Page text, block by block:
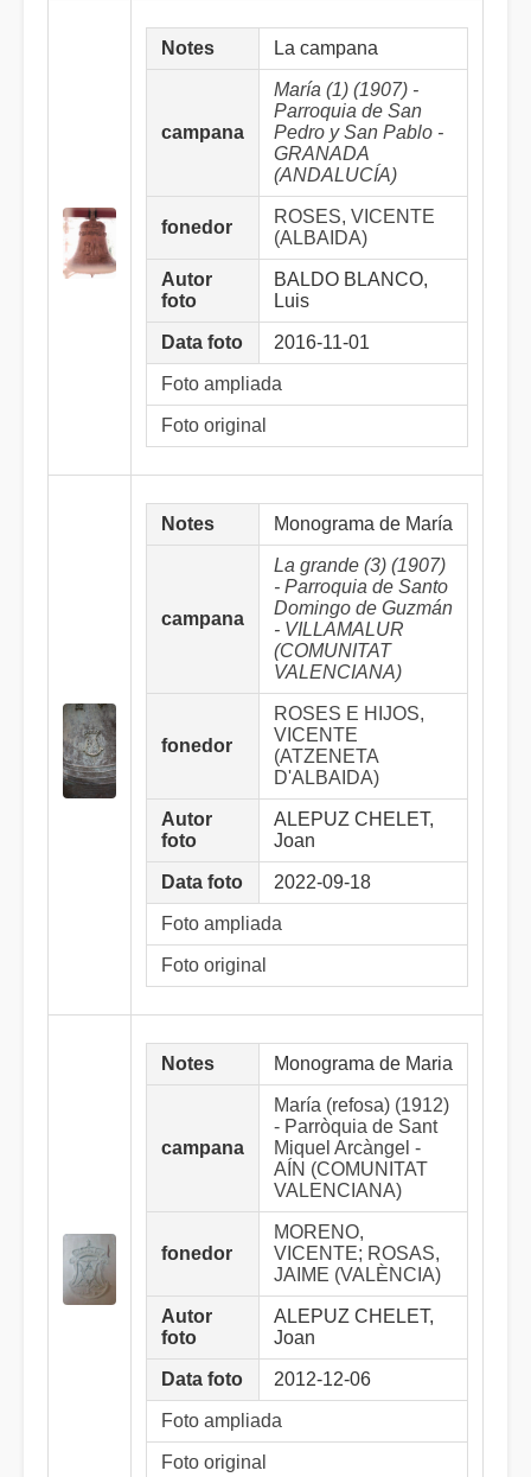
Notes La campana
campana
María (1) (1907) -
Parroquia de San
Pedro y San Pablo -
GRANADA
(ANDALUCÍA)
fonedor
ROSES, VICENTE
(ALBAIDA)
Autor
foto
BALDO BLANCO,
Luis
Data foto 2016-11-01
Foto ampliada
Foto original
Notes Monograma de María
campana
La grande (3) (1907)
- Parroquia de Santo
Domingo de Guzmán
- VILLAMALUR
(COMUNITAT
VALENCIANA)
fonedor
ROSES E HIJOS,
VICENTE
(ATZENETA
D'ALBAIDA)
Autor
foto
ALEPUZ CHELET,
Joan
Data foto 2022-09-18
Foto ampliada
Foto original
Notes Monograma de Maria
campana
María (refosa) (1912)
- Parròquia de Sant
Miquel Arcàngel -
AÍN (COMUNITAT
VALENCIANA)
fonedor
MORENO,
VICENTE; ROSAS,
JAIME (VALÈNCIA)
Autor
foto
ALEPUZ CHELET,
Joan
Data foto 2012-12-06
Foto ampliada
Foto original